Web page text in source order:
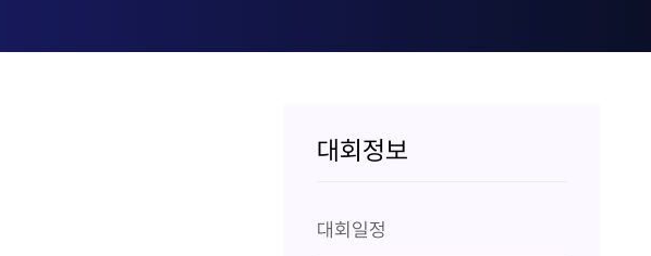
대회정보
대회일정